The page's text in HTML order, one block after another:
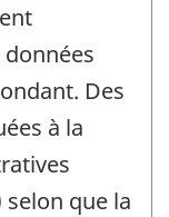
Des
à la
que la